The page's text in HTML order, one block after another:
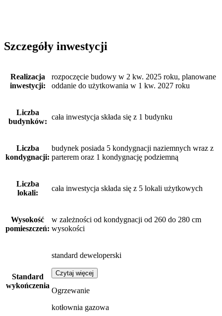
Szczegóły inwestycji
Realizacja
inwestycji:
rozpoczęcie budowy w 2 kw. 2025 roku, planowane
oddanie do użytkowania w 1 kw. 2027 roku
Liczba
budynków:
cała inwestycja składa się z 1 budynku
Liczba
kondygnacji:
budynek posiada 5 kondygnacji naziemnych wraz z
parterem oraz 1 kondygnację podziemną
Liczba
lokali:
cała inwestycja składa się z 5 lokali użytkowych
Wysokość
pomieszczeń:
w zależności od kondygnacji od 260 do 280 cm
wysokości
Standard
wykończenia
standard deweloperski
Czytaj więcej
Ogrzewanie
kotłownia gazowa